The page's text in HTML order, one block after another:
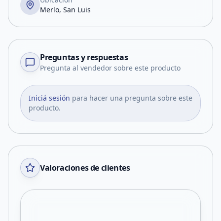
Merlo, San Luis
Preguntas y respuestas
Pregunta al vendedor sobre este producto
Iniciá sesión para hacer una pregunta sobre este
producto.
Valoraciones de clientes